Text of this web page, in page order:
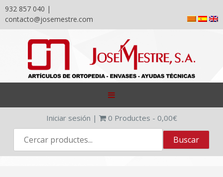
932 857 040 |
contacto@josemestre.com
content
Iniciar sesión | 0 Productes - 0,00€